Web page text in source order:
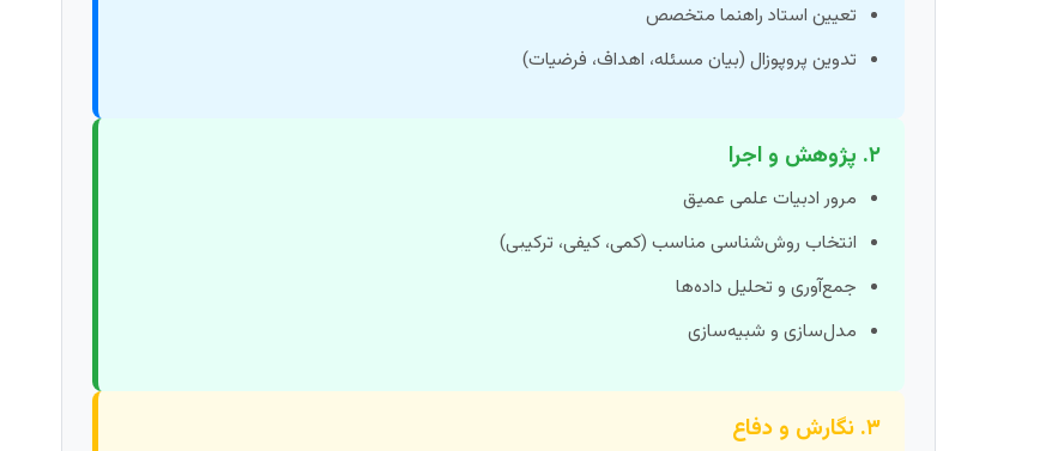
تعیین استاد راهنما متخصص
تدوین پروپوزال (بیان مسئله، اهداف، فرضیات)
۲. پژوهش و اجرا
مرور ادبیات علمی عمیق
انتخاب روش‌شناسی مناسب (کمی، کیفی، ترکیبی)
جمع‌آوری و تحلیل داده‌ها
مدل‌سازی و شبیه‌سازی
۳. نگارش و دفاع